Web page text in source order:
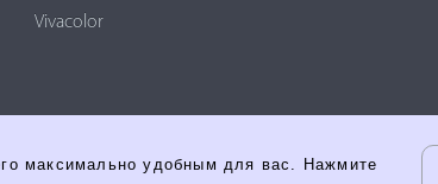
Vivacolor
максимально удобным для вас. Нажмите